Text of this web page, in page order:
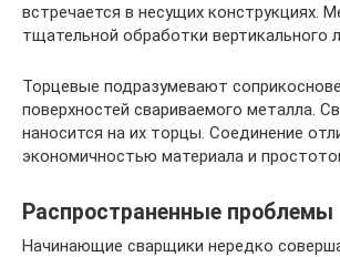
встречается в несущих конструкциях.
тщательной обработки вертикального
Торцевые подразумевают
поверхностей свариваемого металла.
наносится на их торцы. Соединение
экономичностью материала и
Распространенные проблемы
Начинающие сварщики нередко